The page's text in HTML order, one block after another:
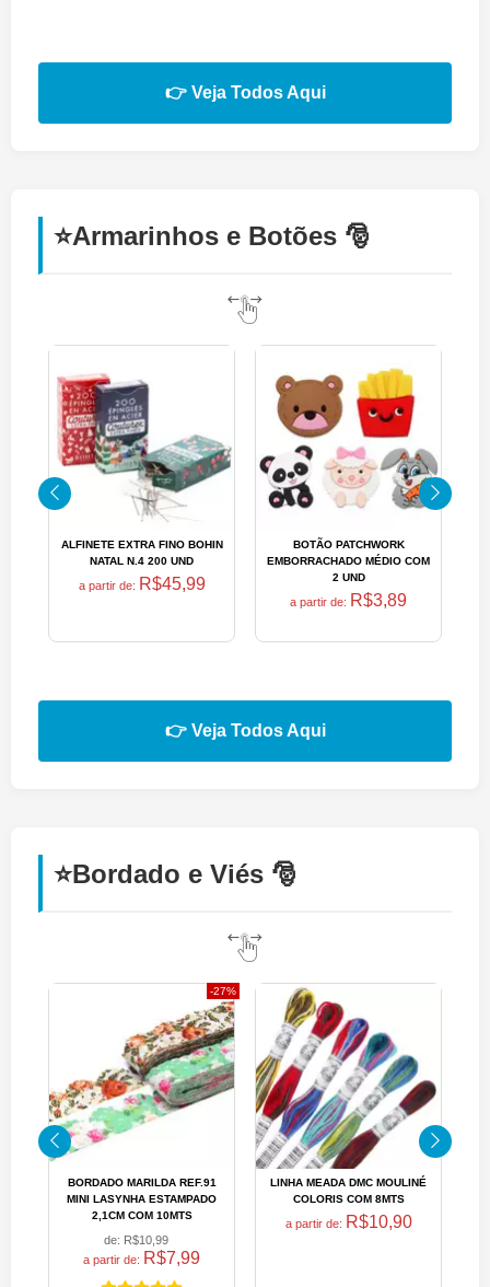
👉 Veja Todos Aqui
⭐Armarinhos e Botões 🎅
ALFINETE EXTRA FINO BOHIN
NATAL N.4 200 UND
a partir de: R$45,99
BOTÃO PATCHWORK
EMBORRACHADO MÉDIO COM
2 UND
a partir de: R$3,89
👉 Veja Todos Aqui
⭐Bordado e Viés 🎅
BORDADO MARILDA REF.91
MINI LASYNHA ESTAMPADO
2,1CM COM 10MTS
de: R$10,99
a partir de: R$7,99
27%
LINHA MEADA DMC MOULINÉ
COLORIS COM 8MTS
a partir de: R$10,90